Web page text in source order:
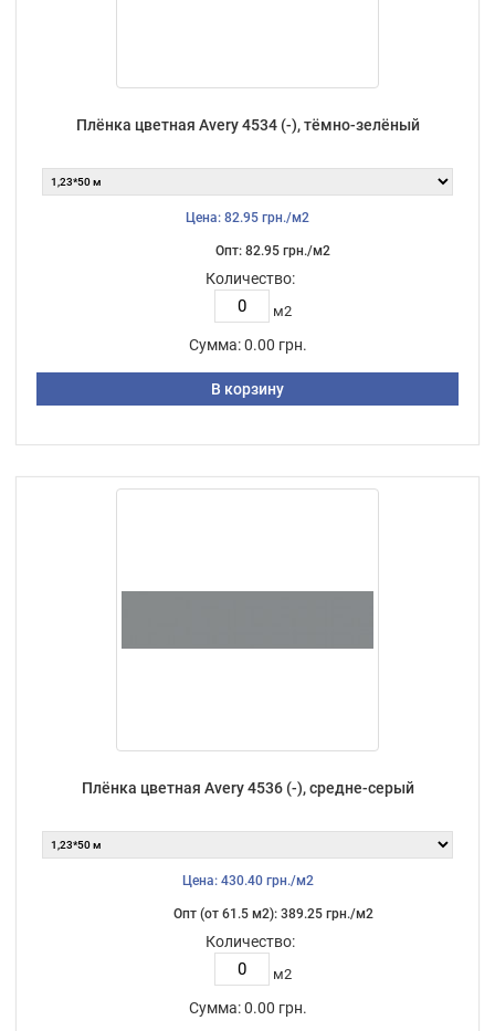
Плёнка цветная Avery 4534 (-), тёмно-зелёный
Цена: 82.95 грн./м2
Опт: 82.95 грн./м2
Количество:
м2
Сумма: 0.00 грн.
В корзину
Плёнка цветная Avery 4536 (-), средне-серый
Цена: 430.40 грн./м2
Опт (от 61.5 м2): 389.25 грн./м2
Количество:
м2
Сумма: 0.00 грн.